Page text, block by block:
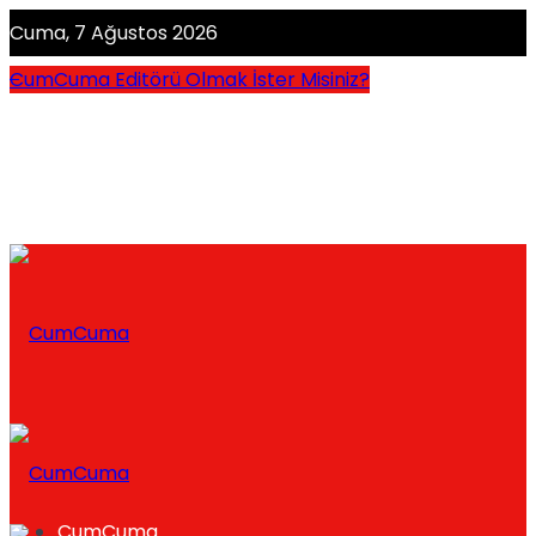
Cuma, 7 Ağustos 2026
CumCuma Editörü Olmak İster Misiniz?